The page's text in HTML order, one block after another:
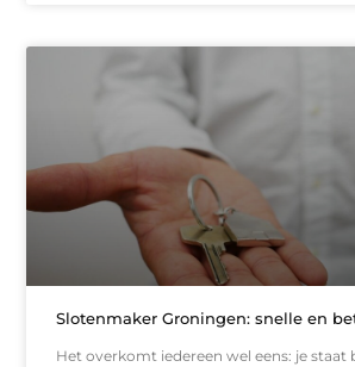
Slotenmaker Groningen: snelle en
Het overkomt iedereen wel eens: je staat